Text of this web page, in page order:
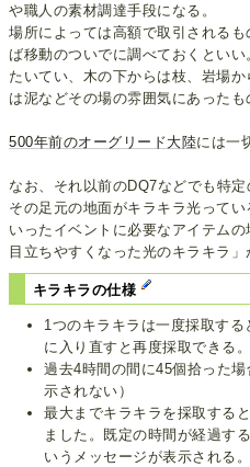
や職人の素材調達手段になる。
場所によっては高額で取引される
ば移動のついでに調べておくといい
たいてい、木の下からは枝、岩場
は泥などその場の雰囲気にあったも
500年前のオーグリード大陸には一
なお、それ以前のDQ7などでも特
その足元の地面がキラキラ光って
いったイベントに必要なアイテム
目立ちやすくなった光のキラキラ」
キラキラの仕様
1つのキラキラは一度採取す
に入り直すと再度採取できる。
過去4時間の間に45個拾った
示されない）
最大までキラキラを採取する
ました。既定の時間が経過す
いうメッセージが表示される。